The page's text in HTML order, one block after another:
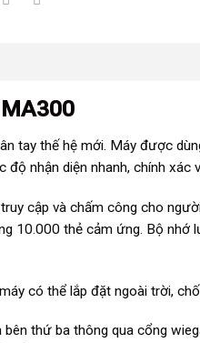
tay thế hệ mới. Máy được
độ nhận diện nhanh, chính xác
cập và chấm công cho
10.000 thẻ cảm ứng. Bộ nhớ
có thể lắp đặt ngoài trời,
thứ ba thông qua cổng